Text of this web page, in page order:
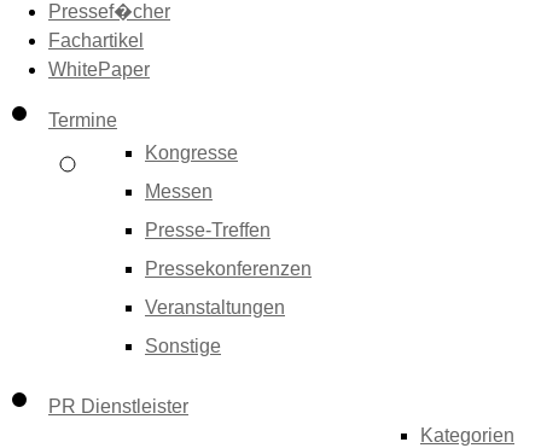
Pressef�cher
Fachartikel
WhitePaper
Termine
Kongresse
Messen
Presse-Treffen
Pressekonferenzen
Veranstaltungen
Sonstige
PR Dienstleister
Kategorien